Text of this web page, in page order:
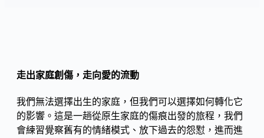
走出家庭創傷，走向愛的流動
我們無法選擇出生的家庭，但我們可以選擇如何轉化它
的影響。這是一趟從原生家庭的傷痕出發的旅程，我們
會練習覺察舊有的情緒模式、放下過去的怨懟，進而進